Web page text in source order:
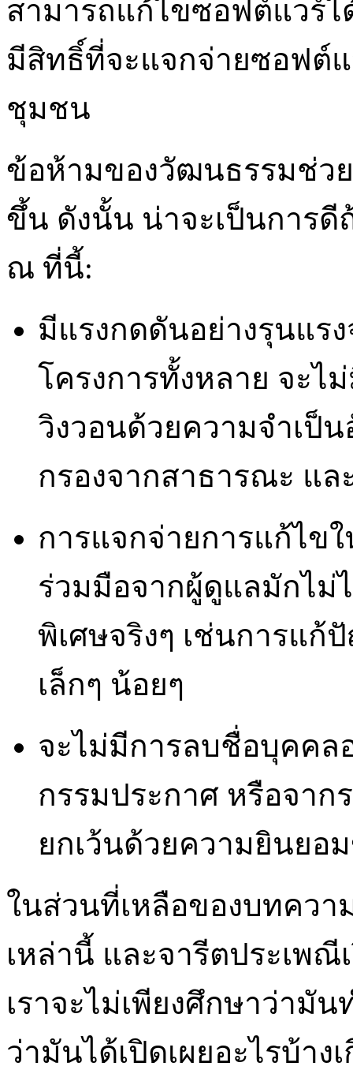
สามารถแก้ไขซอฟต์แวร์ไ
มีสิทธิ์ที่จะแจกจ่ายซอฟต์
ชุมชน
ข้อห้ามของวัฒนธรรมช่ว
ขึ้น ดังนั้น น่าจะเป็นการ
ณ ที่นี้:
มีแรงกดดันอย่างรุนแร
โครงการทั้งหลาย จะไ
วิงวอนด้วยความจำเป็
กรองจากสาธารณะ แ
การแจกจ่ายการแก้ไข
ร่วมมือจากผู้ดูแลมักไม่
พิเศษจริงๆ เช่นการแก้
เล็กๆ น้อยๆ
จะไม่มีการลบชื่อบุคคล
กรรมประกาศ หรือจา
ยกเว้นด้วยความยินยอ
ในส่วนที่เหลือของบทควา
เหล่านี้ และจารีตประเพณี
เราจะไม่เพียงศึกษาว่ามั
ว่ามันได้เปิดเผยอะไรบ้า